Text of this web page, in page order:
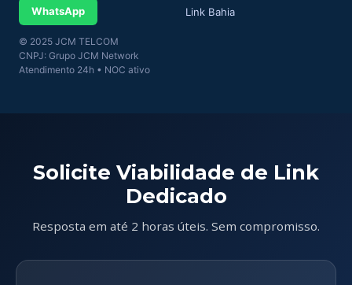
WhatsApp
© 2025 JCM TELCOM
CNPJ: Grupo JCM Network
Atendimento 24h • NOC ativo
Link Bahia
Solicite Viabilidade de Link
Dedicado
Resposta em até 2 horas úteis. Sem compromisso.